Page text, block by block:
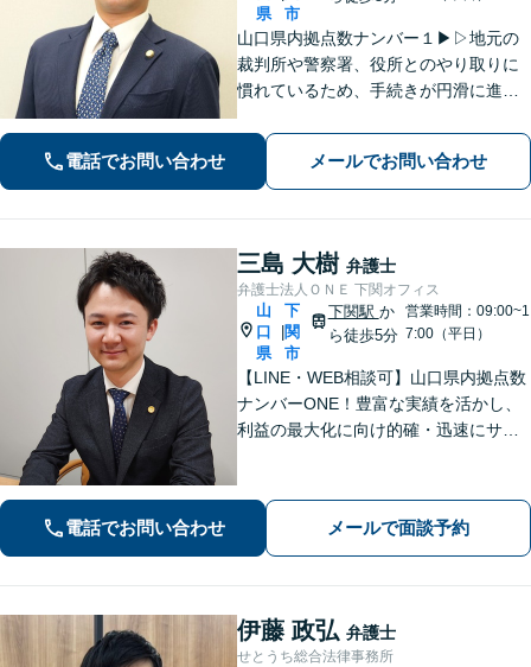
県
市
山口県内拠点数ナンバー１▶︎▷地元の
裁判所や警察署、役所とのやり取りに
慣れているため、手続きが円滑に進み
ことで、仕事帰りや急な事態でも相談
に行きやすくなります。法律トラブル
は「地域密着」の当事務所にご相談く
ださい。
電話でお問い合わせ メールでお問い合わせ
三島 大樹 弁護士
弁護士法人ＯＮＥ 下関オフィス
山
口
県
下
関
市
下関駅 か
ら徒歩5分
営業時間：09:00~1
7:00（平日）
【LINE・WEB相談可】山口県内拠点数
ナンバーONE！豊富な実績を活かし、
利益の最大化に向け的確・迅速にサポ
問題／交通事故等、あなたの味方とし
て尽力します【完全個室】【下関駅5
分】
電話でお問い合わせ メールで面談予約
伊藤 政弘 弁護士
せとうち総合法律事務所